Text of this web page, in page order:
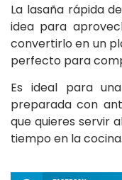
La lasaña rápida
idea para
convertirlo en un
perfecto para
Es ideal para
preparada con
que quieres servir
tiempo en la cocina.